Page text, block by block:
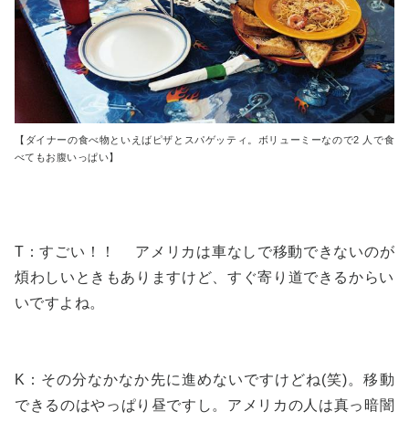
【ダイナーの食べ物といえばピザとスパゲッティ。ボリューミーなので2 人で食
べてもお腹いっぱい】
T：すごい！！ アメリカは車なしで移動できないのが
煩わしいときもありますけど、すぐ寄り道できるからい
いですよね。
K：その分なかなか先に進めないですけどね(笑)。移動
できるのはやっぱり昼ですし。アメリカの人は真っ暗闇